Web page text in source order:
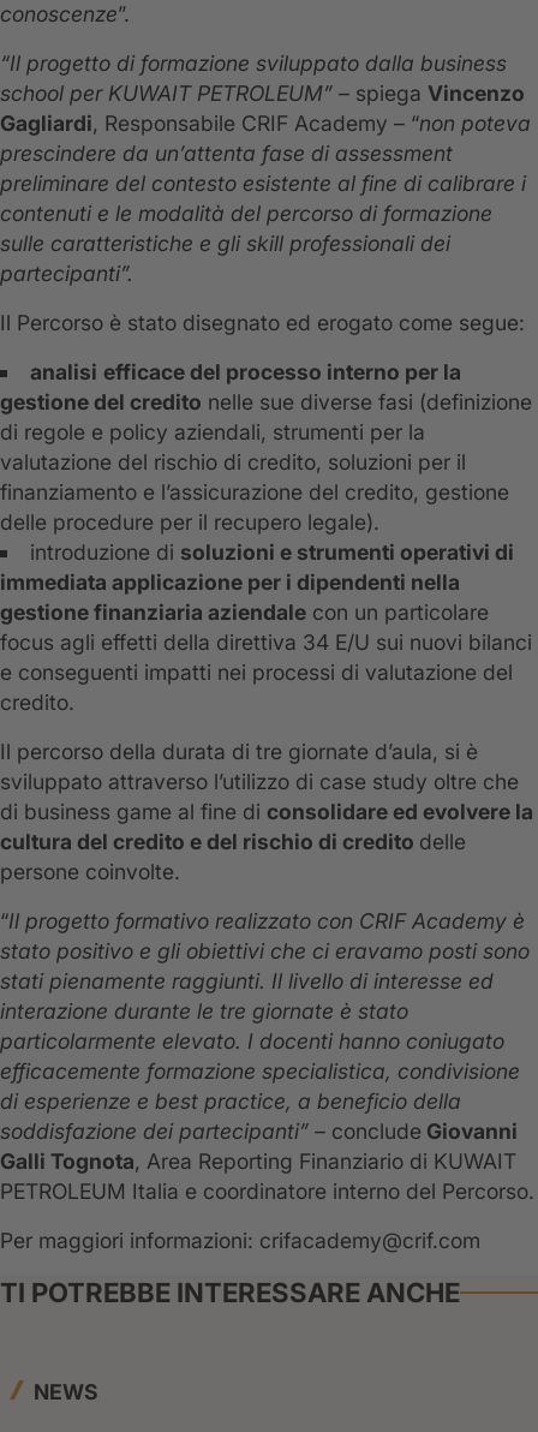
conoscenze”.
“Il progetto di formazione sviluppato dalla business
school per KUWAIT PETROLEUM” – spiega Vincenzo
Gagliardi, Responsabile CRIF Academy – “non poteva
prescindere da un’attenta fase di assessment
preliminare del contesto esistente al fine di calibrare i
contenuti e le modalità del percorso di formazione
sulle caratteristiche e gli skill professionali dei
partecipanti”.
Il Percorso è stato disegnato ed erogato come segue:
analisi efficace del processo interno per la
gestione del credito nelle sue diverse fasi (definizione
di regole e policy aziendali, strumenti per la
valutazione del rischio di credito, soluzioni per il
finanziamento e l’assicurazione del credito, gestione
delle procedure per il recupero legale).
introduzione di soluzioni e strumenti operativi di
immediata applicazione per i dipendenti nella
gestione finanziaria aziendale con un particolare
focus agli effetti della direttiva 34 E/U sui nuovi bilanci
e conseguenti impatti nei processi di valutazione del
credito.
Il percorso della durata di tre giornate d’aula, si è
sviluppato attraverso l’utilizzo di case study oltre che
di business game al fine di consolidare ed evolvere la
cultura del credito e del rischio di credito delle
persone coinvolte.
“Il progetto formativo realizzato con CRIF Academy è
stato positivo e gli obiettivi che ci eravamo posti sono
stati pienamente raggiunti. Il livello di interesse ed
interazione durante le tre giornate è stato
particolarmente elevato. I docenti hanno coniugato
efficacemente formazione specialistica, condivisione
di esperienze e best practice, a beneficio della
soddisfazione dei partecipanti” – conclude Giovanni
Galli Tognota, Area Reporting Finanziario di KUWAIT
PETROLEUM Italia e coordinatore interno del Percorso.
Per maggiori informazioni: crifacademy@crif.com
TI POTREBBE INTERESSARE ANCHE
NEWS